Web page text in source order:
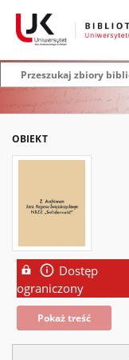
OBIEKT
Dostęp
ograniczony
Pokaż treść